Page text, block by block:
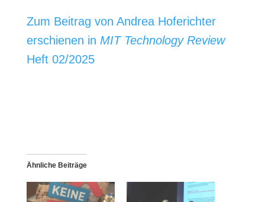
Zum Beitrag von Andrea Hoferichter
erschienen in MIT Technology Review
Heft 02/2025
Ähnliche Beiträge